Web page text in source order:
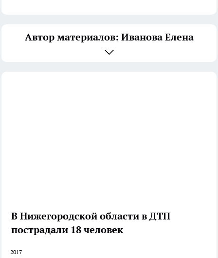
Автор материалов: Иванова Елена
В Нижегородской области в ДТП
пострадали 18 человек
2017